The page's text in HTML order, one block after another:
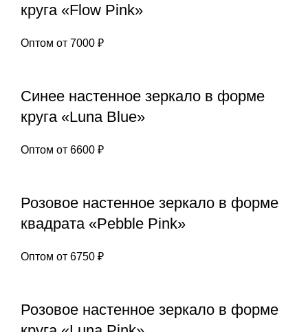
круга «Flow Pink»
Оптом от 7000 ₽
Синее настенное зеркало в форме
круга «Luna Blue»
Оптом от 6600 ₽
Розовое настенное зеркало в форме
квадрата «Pebble Pink»
Оптом от 6750 ₽
Розовое настенное зеркало в форме